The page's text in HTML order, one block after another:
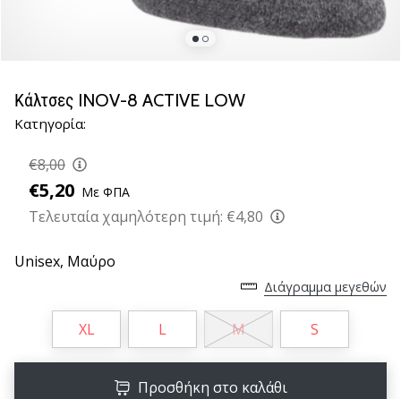
Accelerate
SQD
Ανακάλυψε
τις
τεχνικές
και
μάθε
αξίζει…
Κάλτσες INOV-8 ACTIVE LOW
Κατηγορία:
€8,00
€5,20 Με ΦΠΑ
Τελευταία χαμηλότερη τιμή: €4,80
Unisex, Μαύρο
Διάγραμμα μεγεθών
XL L M S
Προσθήκη στο καλάθι